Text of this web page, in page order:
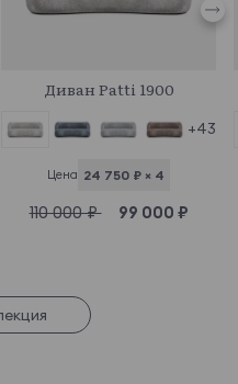
Диван Patti 1900
+43
Цена 24 750 ₽ × 4
110 000 ₽ 99 000 ₽